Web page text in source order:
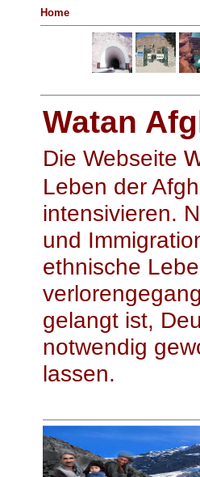
Home
Watan
Die Webseite
Leben der
intensivieren.
und
ethnische
gelangt ist,
notwendig
lassen.